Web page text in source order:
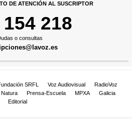
DE ATENCIÓN AL SUSCRIPTOR
218
o consultas
SRFL Voz Audiovisual
RadioVoz
Natura Prensa-Escuela MPXA
Galicia
Editorial